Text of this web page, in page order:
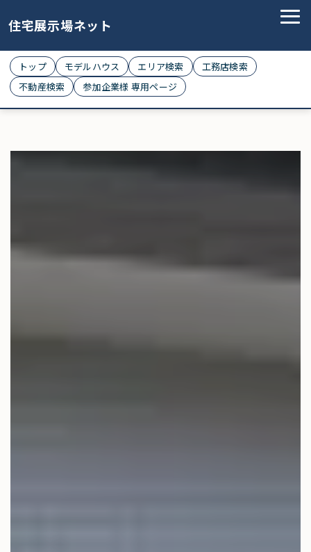
住宅展示場ネット
トップ モデルハウス エリア検索
工務店検索
不動産検索
参加企業様 専用ページ